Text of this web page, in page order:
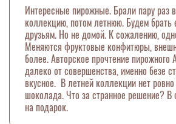
Интересные пирожные. Брали пару раз
коллекцию, потом летнюю. Будем брать
друзьям. Но не домой. К сожалению,
Меняются фруктовые конфитюры,
более. Авторское прочтение пирожного
далеко от совершенства, именно безе
вкусное. В летней коллекции нет ровно
шоколада. Что за странное решение? В
на подарок.